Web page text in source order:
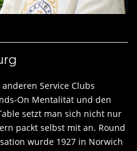
Service Clubs
On Mentalität und den
setzt man sich nicht nur
packt selbst mit an. Round
wurde 1927 in Norwich